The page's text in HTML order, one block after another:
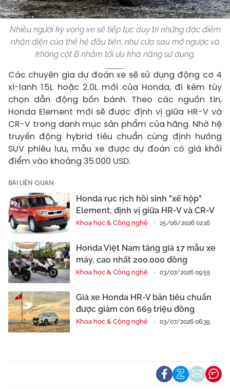
Nhiều người kỳ vọng xe sẽ tiếp tục duy trì những đặc điểm
nhận diện của thế hệ đầu tiên, như cửa sau mở ngược và
không cột B nhằm tối ưu khả năng sử dụng.
Các chuyên gia dự đoán xe sẽ sử dụng động cơ 4
xi-lanh 1.5L hoặc 2.0L mới của Honda, đi kèm tùy
chọn dẫn động bốn bánh. Theo các nguồn tin,
Honda Element mới sẽ được định vị giữa HR-V và
CR-V trong danh mục sản phẩm của hãng. Nhờ hệ
truyền động hybrid tiêu chuẩn cùng định hướng
SUV phiêu lưu, mẫu xe được dự đoán có giá khởi
điểm vào khoảng 35.000 USD.
BÀI LIÊN QUAN
Honda rục rịch hồi sinh "xế hộp"
Element, định vị giữa HR-V và CR-V
Khoa học & Công nghệ 25/06/2026 02:16
Honda Việt Nam tăng giá 17 mẫu xe
máy, cao nhất 200.000 đồng
Khoa học & Công nghệ 03/07/2026 09:55
Giá xe Honda HR-V bản tiêu chuẩn
được giảm còn 669 triệu đồng
Khoa học & Công nghệ 03/07/2026 06:39